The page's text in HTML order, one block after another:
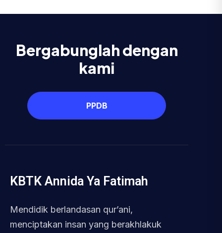
Bergabunglah dengan
kami
PPDB
KBTK Annida Ya Fatimah
Mendidik berlandasan qur’ani,
menciptakan insan yang berakhlakuk